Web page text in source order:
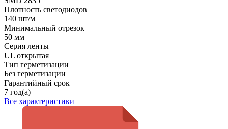
Плотность светодиодов
140 шт/м
Минимальный отрезок
50 мм
Серия ленты
UL открытая
Тип герметизации
Без герметизации
Гарантийный срок
7 год(а)
Все характеристики